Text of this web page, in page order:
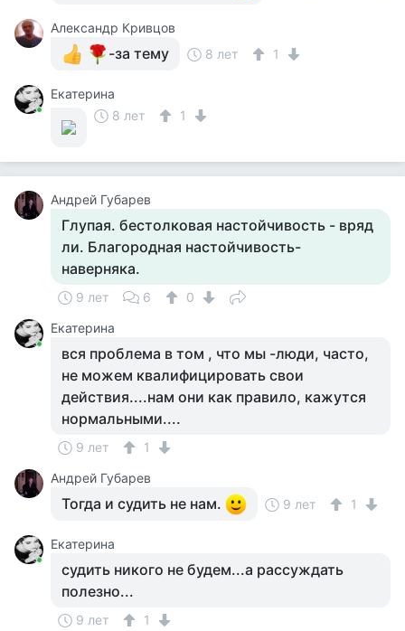
Александр Кривцов
-за тему 8 лет 1
Екатерина
8 лет
1
Андрей Губарев
Глупая. бестолковая настойчивость - вряд
ли. Благородная настойчивость-
наверняка.
9 лет 6
0
Екатерина
вся проблема в том , что мы -люди, часто,
не можем квалифицировать свои
действия....нам они как правило, кажутся
нормальными....
9 лет
1
Андрей Губарев
Тогда и судить не нам. 9 лет 1
Екатерина
судить никого не будем...а рассуждать
полезно...
9 лет
1